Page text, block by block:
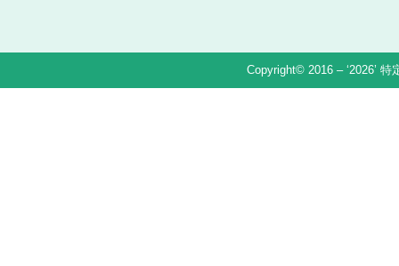
Copyright© 2016 – ‘2026’